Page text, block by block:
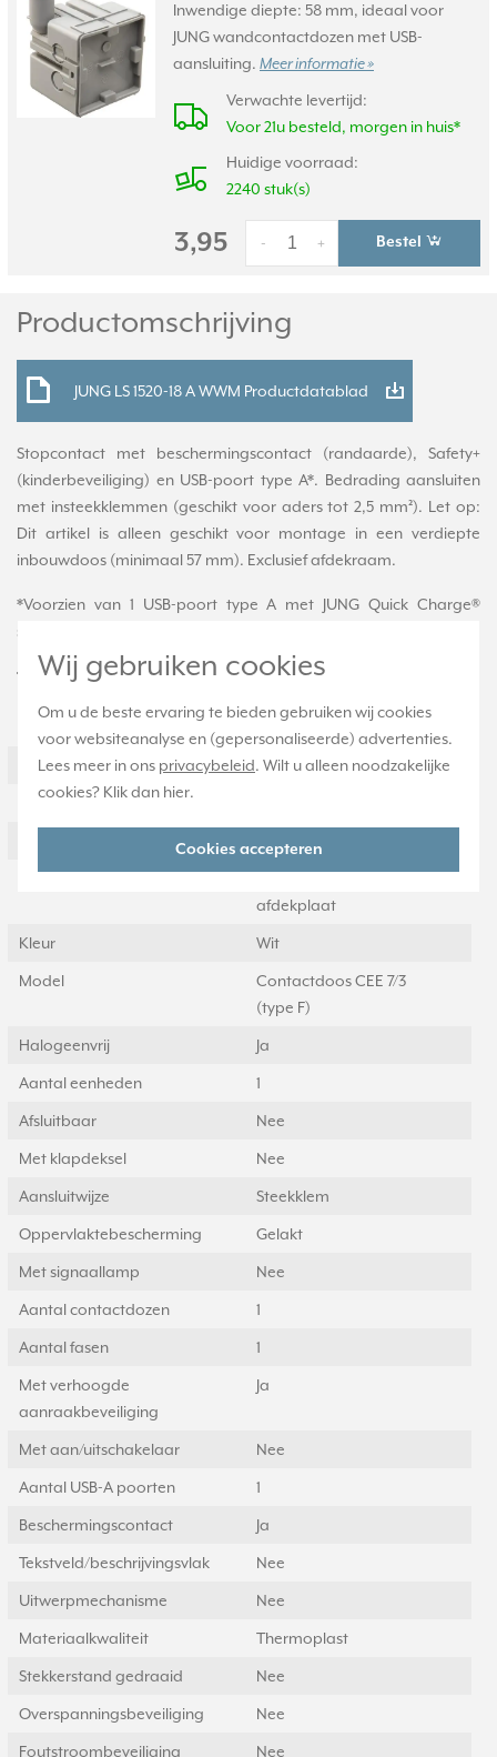
Wij gebruiken cookies
Om u de beste ervaring te bieden gebruiken wij cookies
voor websiteanalyse en (gepersonaliseerde) advertenties.
Lees meer in ons privacybeleid. Wilt u alleen noodzakelijke
cookies? Klik dan hier.
Cookies accepteren
Inwendige diepte: 58 mm, ideaal voor
JUNG wandcontactdozen met USB-
aansluiting. Meer informatie »
Verwachte levertijd:
Voor 21u besteld, morgen in huis*
Huidige voorraad:
2240 stuk(s)
3,95 +
- Bestel
Productomschrijving
JUNG LS 1520-18 A WWM Productdatablad
Stopcontact met beschermingscontact (randaarde), Safety+
(kinderbeveiliging) en USB-poort type A*. Bedrading aansluiten
met insteekklemmen (geschikt voor aders tot 2,5 mm²). Let op:
Dit artikel is alleen geschikt voor montage in een verdiepte
inbouwdoos (minimaal 57 mm). Exclusief afdekraam.
*Voorzien van 1 USB-poort type A met JUNG Quick Charge®
snellaadfunctie (werkt alleen met compatibele apparaten).
Technische specificaties
Nom. stroom 16 Ampère (A)
Nom. spanning
Inbouw (stucwerk)
afdekplaat
Kleur Wit
Model
Contactdoos CEE 7/3
(type F)
Halogeenvrij Ja
Aantal eenheden 1
Afsluitbaar Nee
Met klapdeksel Nee
Aansluitwijze Steekklem
Oppervlaktebescherming Gelakt
Met signaallamp Nee
Aantal contactdozen 1
Aantal fasen 1
Met verhoogde
aanraakbeveiliging
Ja
Met aan/uitschakelaar Nee
Aantal USB-A poorten 1
Beschermingscontact Ja
Tekstveld/beschrijvingsvlak Nee
Uitwerpmechanisme Nee
Materiaalkwaliteit Thermoplast
Stekkerstand gedraaid Nee
Overspanningsbeveiliging Nee
Foutstroombeveiliging Nee